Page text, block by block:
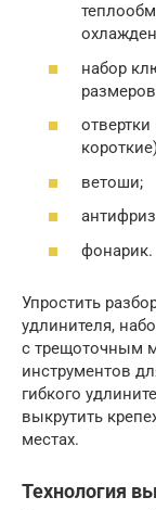
набор
ветоши;
фонарик.
Упростить
удлинителя,
с трещоточным
инструментов
гибкого
выкрутить
местах.
Технология